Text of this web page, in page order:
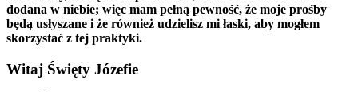
dodana w niebie; więc mam pełną pewność, że moje prośby
będą usłyszane i że również udzielisz mi łaski, aby mogłem
skorzystać z tej praktyki.
Witaj Święty Józefie